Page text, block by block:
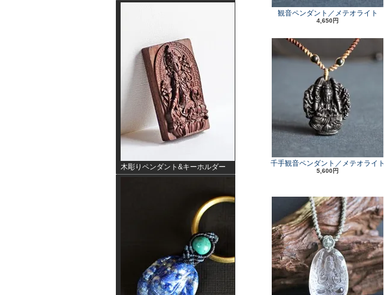
木彫りペンダント&キーホルダー
観音ペンダント／メテオライト
4,650円
千手観音ペンダント／メテオライト
5,600円